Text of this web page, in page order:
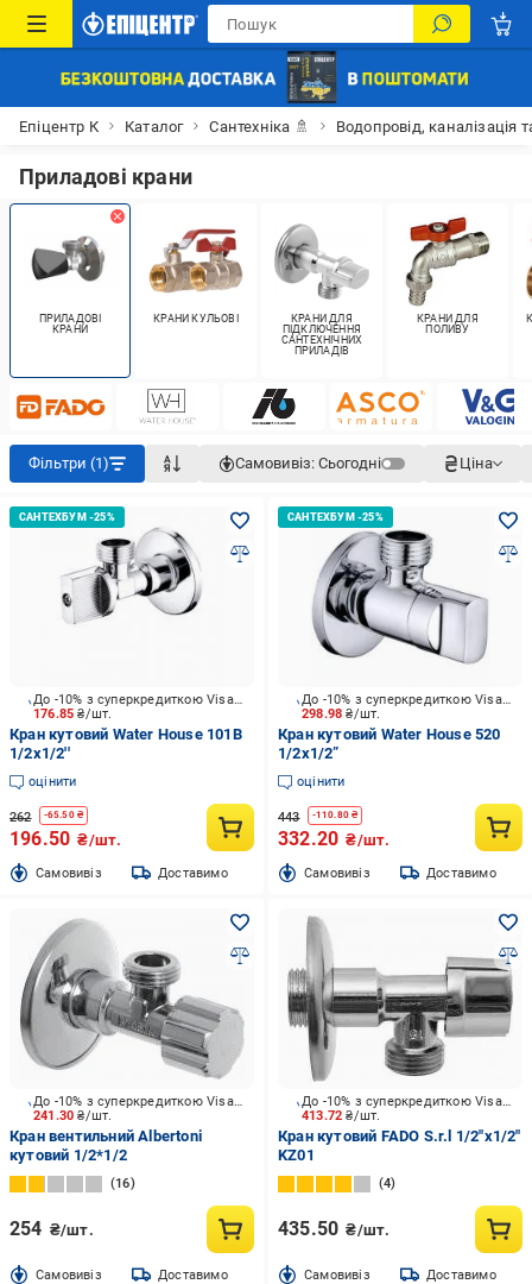
Епіцентр К Каталог Сантехніка 🚿 Водопровід, каналізація
Приладові крани
ПРИЛАДОВІ
КРАНИ
КРАНИ КУЛЬОВІ
КРАНИ ДЛЯ
ПІДКЛЮЧЕННЯ
САНТЕХНІЧНИХ
ПРИЛАДІВ
КРАНИ ДЛЯ
ПОЛИВУ
Фільтри (1) Самовивіз: Сьогодні Ціна
176.85₴/шт.
До -10% з суперкредиткою Visa Вигода
Кран кутовий Water House 101B
1/2х1/2''
оцінити
262 -65.50₴
196.50 ₴/шт.
Cамовивіз Доставимо
298.98₴/шт.
До -10% з суперкредиткою Visa Вигода
Кран кутовий Water House 520
1/2x1/2”
оцінити
443 -110.80₴
332.20 ₴/шт.
Cамовивіз Доставимо
241.30₴/шт.
До -10% з суперкредиткою Visa Вигода
Кран вентильний Albertoni
кутовий 1/2*1/2
16
254 ₴/шт.
Cамовивіз Доставимо
413.72₴/шт.
До -10% з суперкредиткою Visa Вигода
Кран кутовий FADO S.r.l 1/2"х1/2"
KZ01
4
435.50 ₴/шт.
Cамовивіз Доставимо